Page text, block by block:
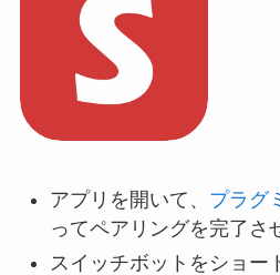
アプリを開いて、 プラグ
ってペアリングを完了さ
スイッチボットをショー